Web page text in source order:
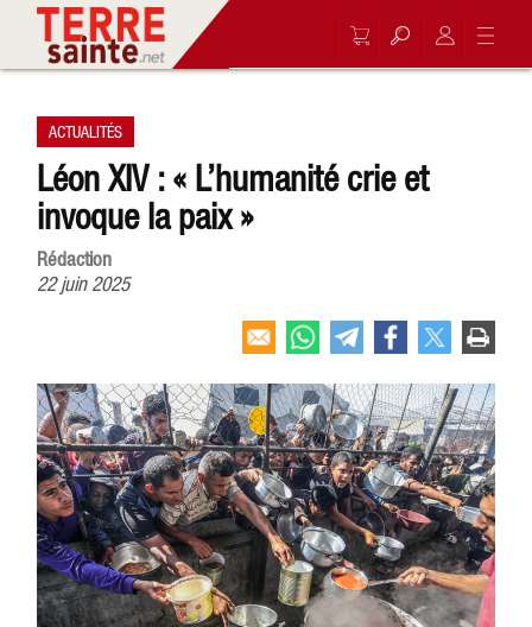
ACTUALITÉS
Léon XIV : « L’humanité crie et
invoque la paix »
Rédaction
22 juin 2025